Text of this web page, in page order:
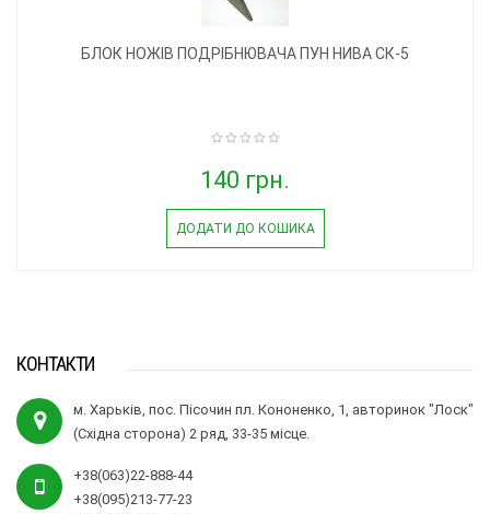
БЛОК НОЖІВ ПОДРІБНЮВАЧА ПУН НИВА СК-5
140 грн.
ДОДАТИ ДО КОШИКА
КОНТАКТИ
м. Харьків, пос. Пісочин пл. Кононенко, 1, авторинок "Лоск"
(Східна сторона) 2 ряд, 33-35 місце.
+38(063)22-888-44
+38(095)213-77-23